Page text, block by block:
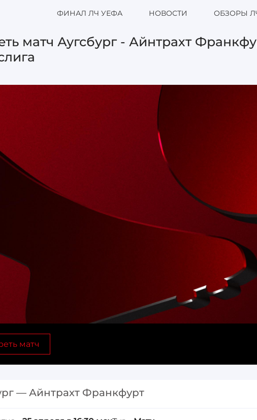
ФИНАЛ ЛЧ УЕФА НОВОСТИ ОБЗОРЫ
матч Аугсбург - Айнтрахт
матч
— Айнтрахт Франкфурт